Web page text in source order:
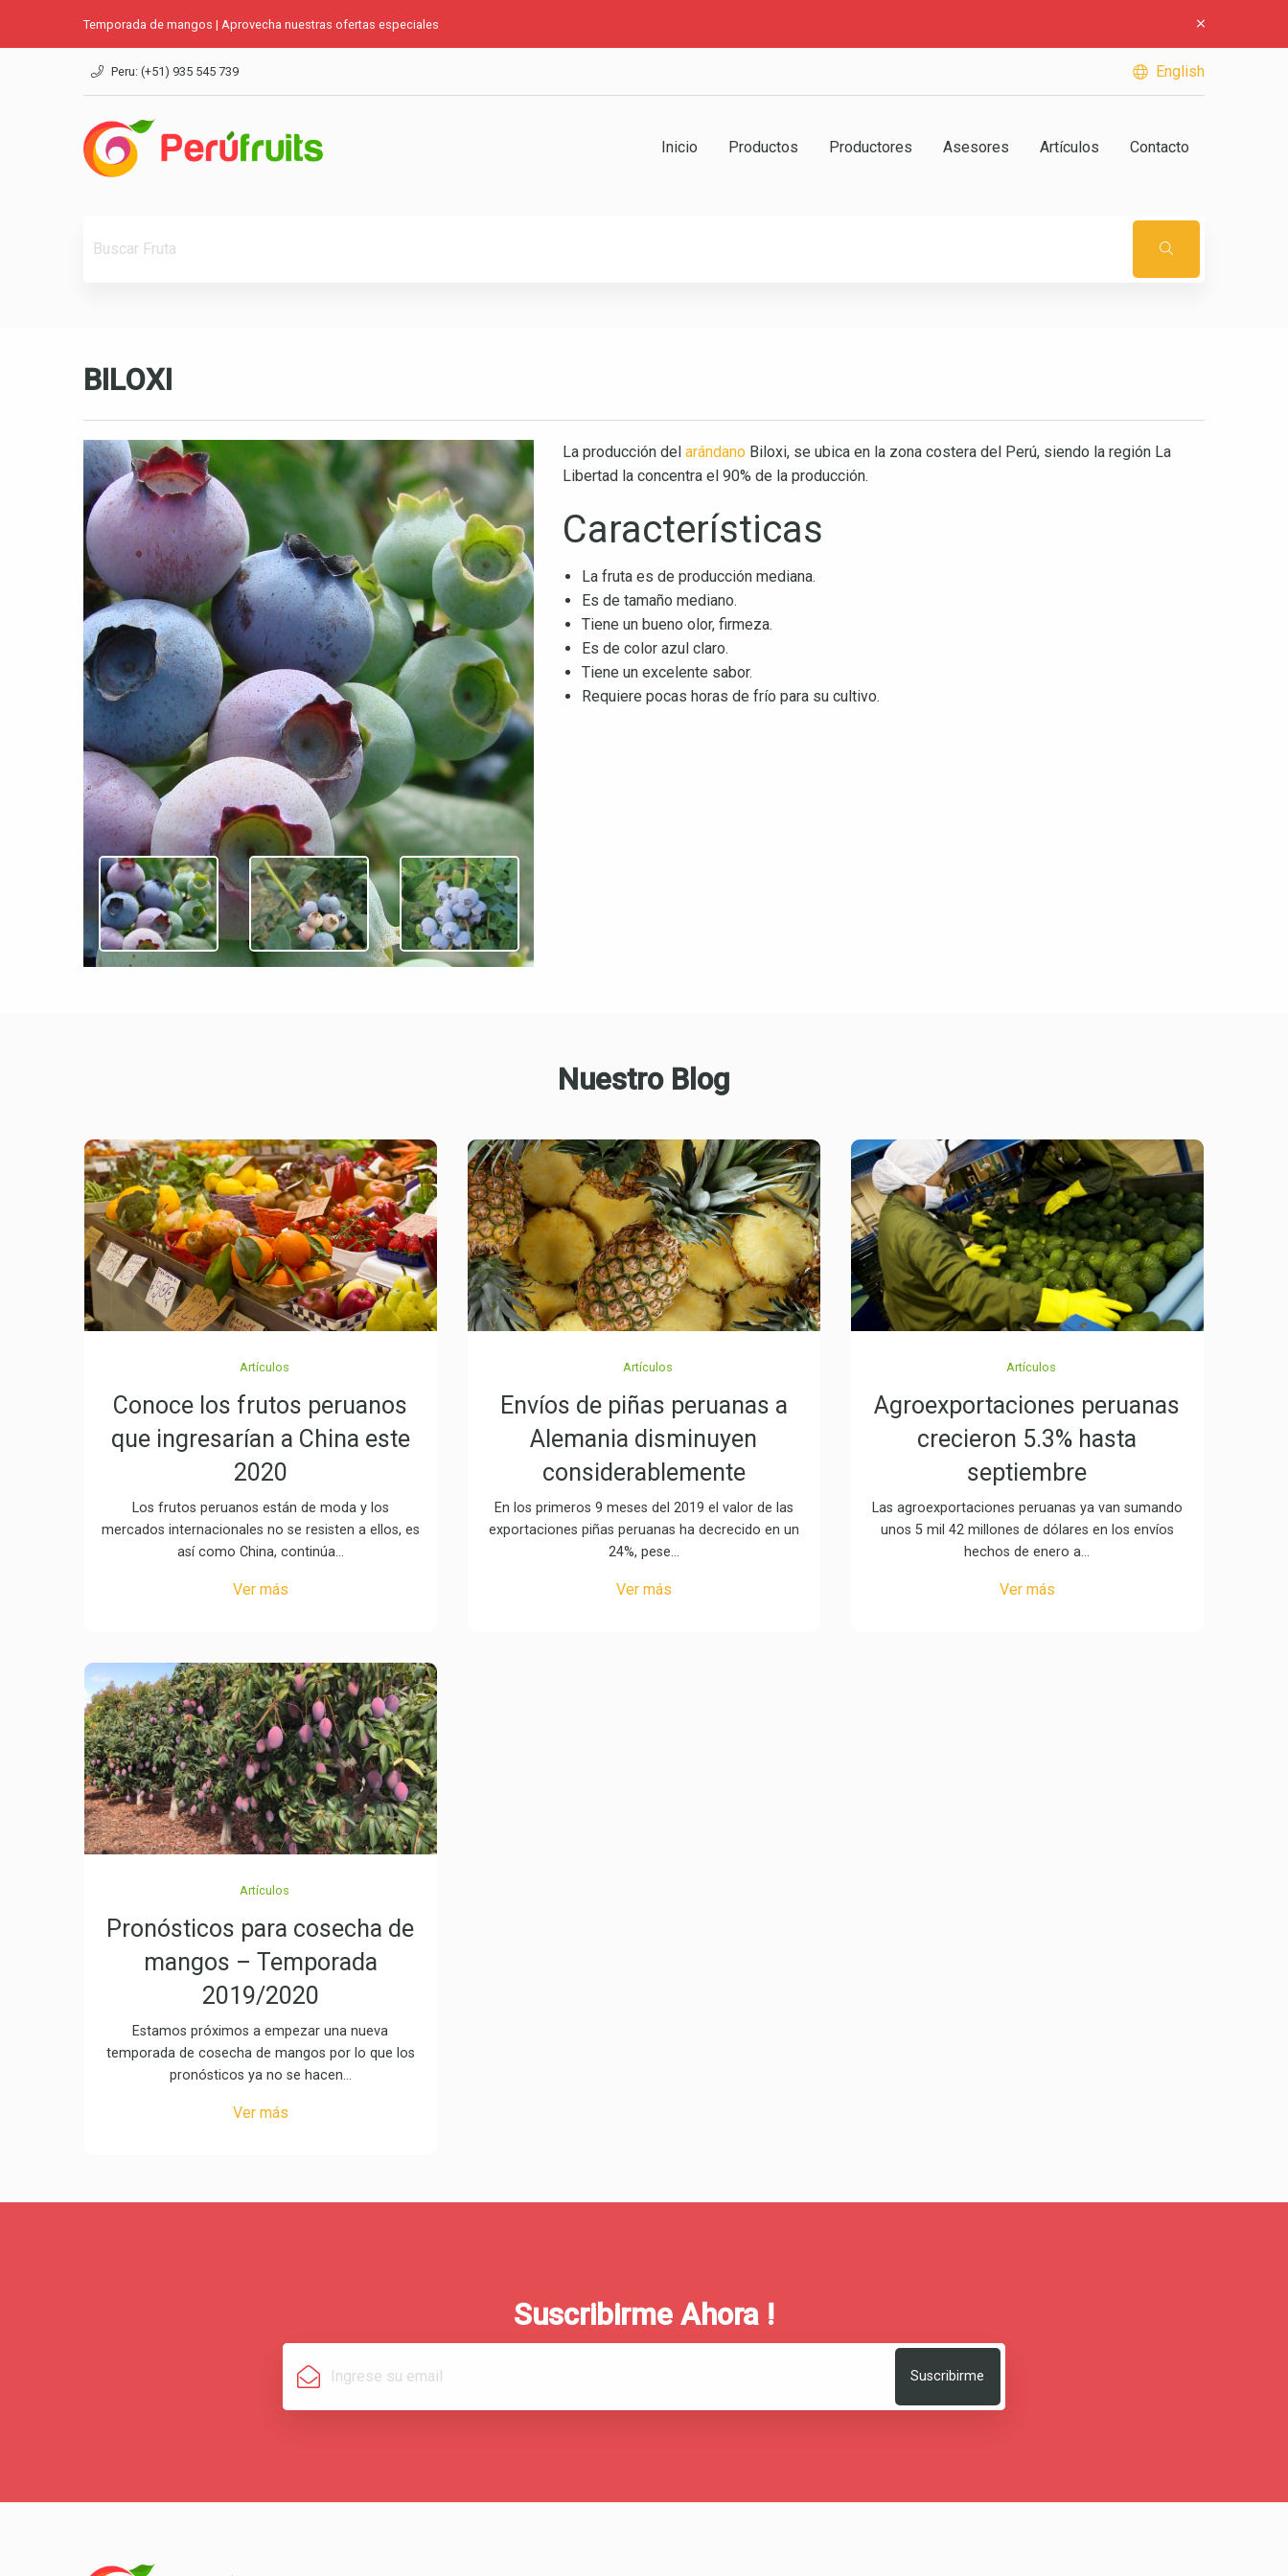
Temporada de mangos | Aprovecha nuestras ofertas especiales
Peru: (+51) 935 545 739 English
Inicio Productos Productores Asesores Artículos Contacto
BILOXI
La producción del arándano Biloxi, se ubica en la zona costera del Perú, siendo la región La
Libertad la concentra el 90% de la producción.
Características
La fruta es de producción mediana.
Es de tamaño mediano.
Tiene un bueno olor, firmeza.
Es de color azul claro.
Tiene un excelente sabor.
Requiere pocas horas de frío para su cultivo.
Nuestro Blog
Artículos
Conoce los frutos peruanos
que ingresarían a China este
2020
Los frutos peruanos están de moda y los
mercados internacionales no se resisten a ellos, es
así como China, continúa…
Ver más
Artículos
Envíos de piñas peruanas a
Alemania disminuyen
considerablemente
En los primeros 9 meses del 2019 el valor de las
exportaciones piñas peruanas ha decrecido en un
24%, pese…
Ver más
Artículos
Agroexportaciones peruanas
crecieron 5.3% hasta
septiembre
Las agroexportaciones peruanas ya van sumando
unos 5 mil 42 millones de dólares en los envíos
hechos de enero a…
Ver más
Artículos
Pronósticos para cosecha de
mangos – Temporada
2019/2020
Estamos próximos a empezar una nueva
temporada de cosecha de mangos por lo que los
pronósticos ya no se hacen…
Ver más
Suscribirme Ahora !
Suscribirme